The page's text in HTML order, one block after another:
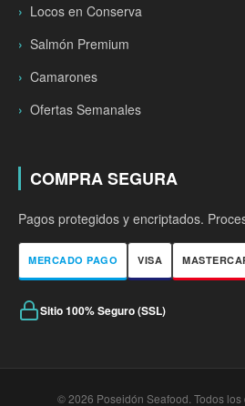
Locos en Conserva
Salmón Premium
Camarones
Ofertas Semanales
COMPRA SEGURA
Pagos protegidos y encriptados.
MERCADO PAGO VISA
Sitio 100% Seguro (SSL)
© 2026 Poseidón Seafood. Todos los